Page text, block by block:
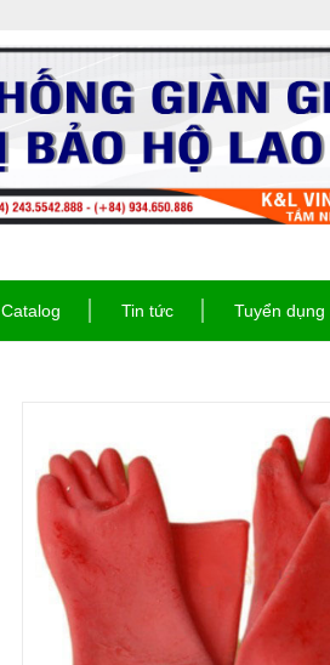
Catalog Tin tức Tuyển dụng